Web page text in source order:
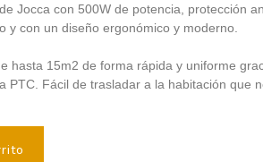
Jocca con 500W de potencia, protección
con un diseño ergonómico y moderno.
hasta 15m2 de forma rápida y uniforme
PTC. Fácil de trasladar a la habitación que